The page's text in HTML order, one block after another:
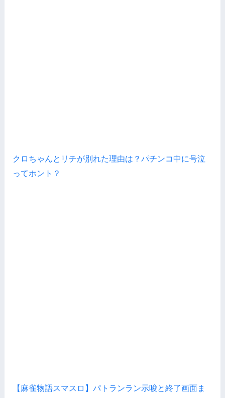
クロちゃんとリチが別れた理由は？パチンコ中に号泣
ってホント？
【麻雀物語スマスロ】パトランラン示唆と終了画面ま